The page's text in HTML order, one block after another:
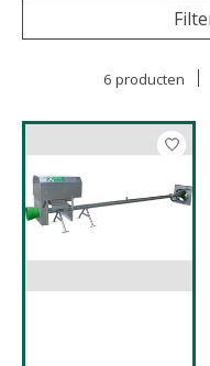
6 producten